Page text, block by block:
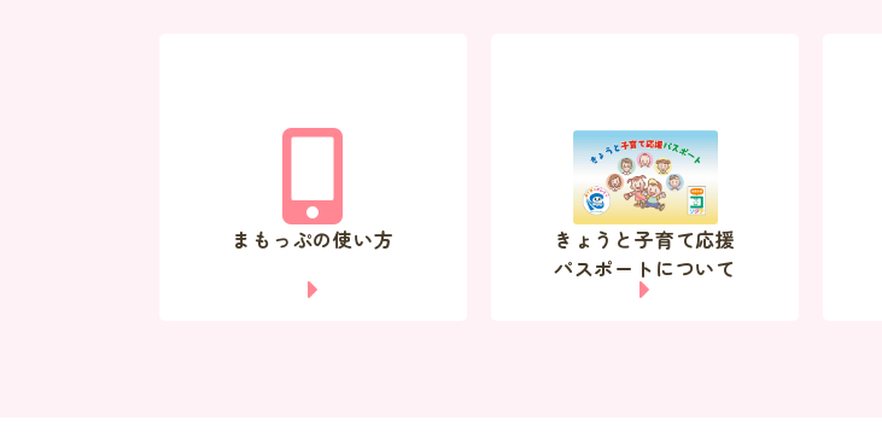
まもっぷの使い方
きょうと子育て応援
パスポートについて